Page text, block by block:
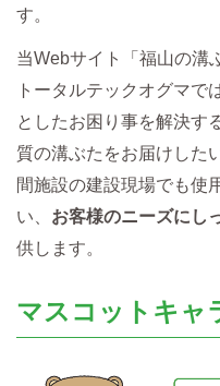
す。
当Webサイト「福山の溝
トータルテックオグマで
としたお困り事を解決す
質の溝ぶたをお届けした
間施設の建設現場でも使
い、 お客様のニーズにし
供します。
マスコットキャ